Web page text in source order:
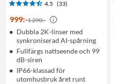
4.5 (33)
999:-1 290:-
Dubbla 2K-linser med
synkroniserad AI-spårning
Fullfärgs nattseende och 99
dB-siren
IP66-klassad för
utomhusbruk året runt